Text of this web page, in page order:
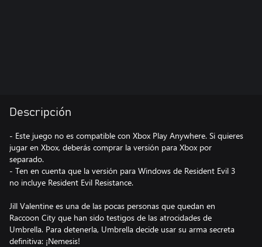
Descripción
- Este juego no es compatible con Xbox Play Anywhere. Si quieres
jugar en Xbox, deberás comprar la versión para Xbox por
separado.
- Ten en cuenta que la versión para Windows de Resident Evil 3
no incluye Resident Evil Resistance.
Jill Valentine es una de las pocas personas que quedan en
Raccoon City que han sido testigos de las atrocidades de
Umbrella. Para detenerla, Umbrella decide usar su arma secreta
definitiva: ¡Nemesis!